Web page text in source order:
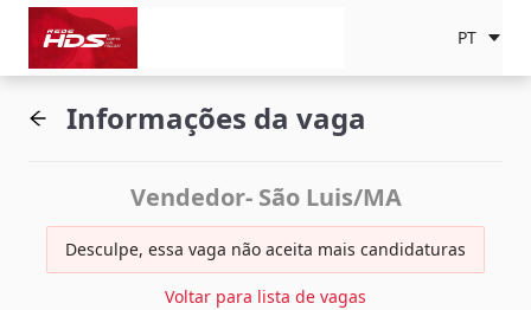
PT
Informações da vaga
Vendedor- São Luis/MA
Desculpe, essa vaga não aceita mais candidaturas
Voltar para lista de vagas